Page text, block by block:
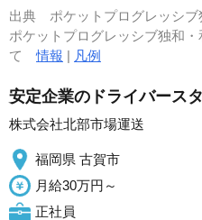
出典 ポケットプログレッシブ
ポケットプログレッシブ独和
て情報 | 凡例
安定企業のドライバース
株式会社北部市場運送
福岡県 古賀市
月給30万円～
正社員